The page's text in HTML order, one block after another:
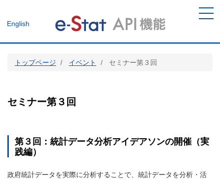
ン
English
メニ
トップページ イベント セミナー第３回
セミナー第３回
第３回：統計データ分析アイデアソンの開催（実
践編）
政府統計データを実際に分析することで、統計データを分析・活